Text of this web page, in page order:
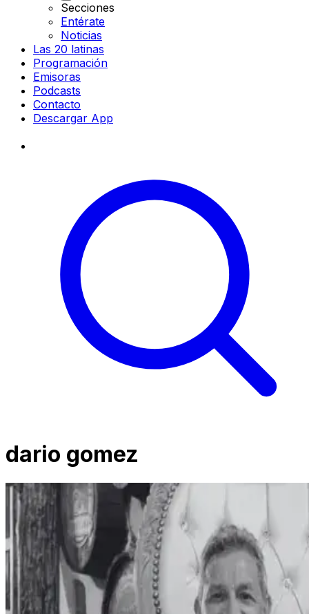
Secciones
Entérate
Noticias
Las 20 latinas
Programación
Emisoras
Podcasts
Contacto
Descargar App
dario gomez